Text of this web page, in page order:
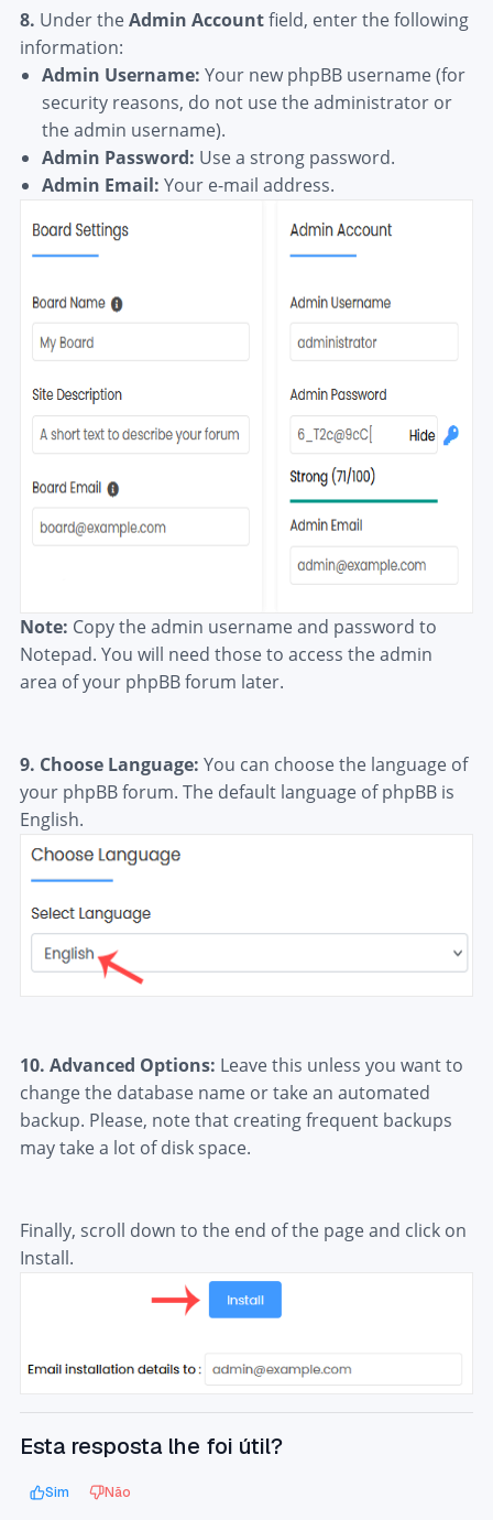
8. Under theAdmin Accountfield, enter the following
information:
Admin Username: Your new phpBB username (for
security reasons, do not use the administrator or
the admin username).
Admin Password: Use a strong password.
Admin Email: Your e-mail address.
Note: Copy the admin username and password to
Notepad. You will need those to access the admin
area of your phpBB forum later.
9. Choose Language: You can choose the language of
your phpBB forum. The default language of phpBB is
English.
10. Advanced Options: Leave this unless you want to
change the database name or take an automated
backup. Please, note that creating frequent backups
may take a lot of disk space.
Finally, scroll down to the end of the page and click on
Install.
Esta resposta lhe foi útil?
Sim Não